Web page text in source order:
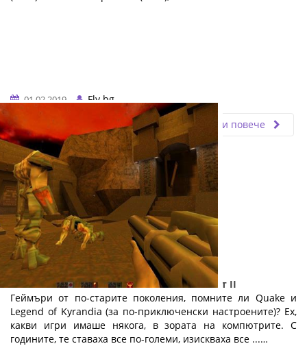
01.02.2019
Fly.bg
Прочети повече
Електронните спортове и геймингът: Част II
Геймъри от по-старите поколения, помните ли Quake и
Legend of Kyrandia (за по-приключенски настроените)? Ех,
какви игри имаше някога, в зората на компютрите. С
годините, те ставаха все по-големи, изискваха все ...…